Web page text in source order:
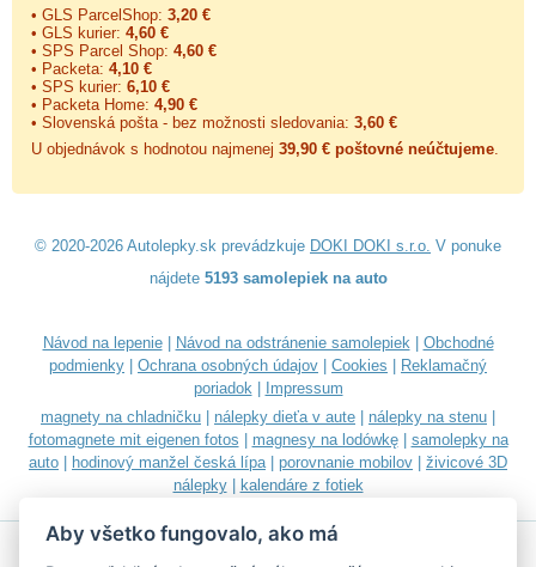
• GLS ParcelShop: 3,20 €
• GLS kurier: 4,60 €
• SPS Parcel Shop: 4,60 €
• Packeta: 4,10 €
• SPS kurier: 6,10 €
• Packeta Home: 4,90 €
• Slovenská pošta - bez možnosti sledovania: 3,60 €
U objednávok s hodnotou najmenej 39,90 € poštovné neúčtujeme.
© 2020-2026 Autolepky.sk prevádzkuje DOKI DOKI s.r.o. V ponuke
nájdete 5193 samolepiek na auto
Návod na lepenie| Návod na odstránenie samolepiek| Obchodné
podmienky
Ochrana osobných údajov Cookies
Reklamačný
poriadok|
Impressum
magnety na chladničku
nálepky dieťa v aute nálepky na stenu
fotomagnete mit eigenen fotos
magnesy na lodówkę| samolepky na
auto
hodinový manžel česká lípa| porovnanie mobilov
živicové 3D
nálepky| kalendáre z fotiek
Aby všetko fungovalo, ako má